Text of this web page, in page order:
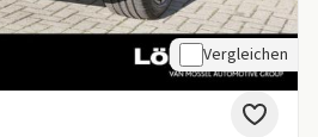
Vergleichen